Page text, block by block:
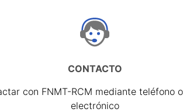
CONTACTO
con FNMT-RCM mediante teléfono
electrónico